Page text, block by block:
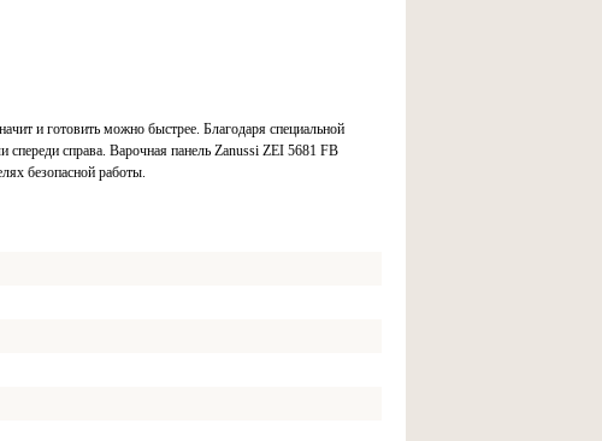
и готовить можно быстрее. Благодаря специальной
спереди справа. Варочная панель Zanussi ZEI 5681 FB
безопасной работы.